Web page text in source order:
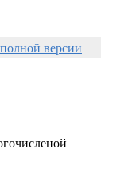
версии